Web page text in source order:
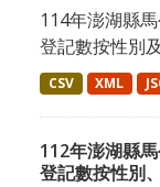
114年澎湖縣
登記數按性別
CSV XML
112年澎湖縣
登記數按性別